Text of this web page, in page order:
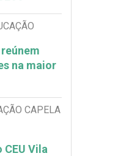
na maior
CAPELA
Vila